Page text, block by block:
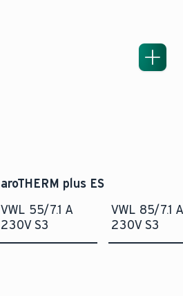
aroTHERM plus ES
VWL 55/7.1 A
230V S3
VWL 85/7.1 A
230V S3